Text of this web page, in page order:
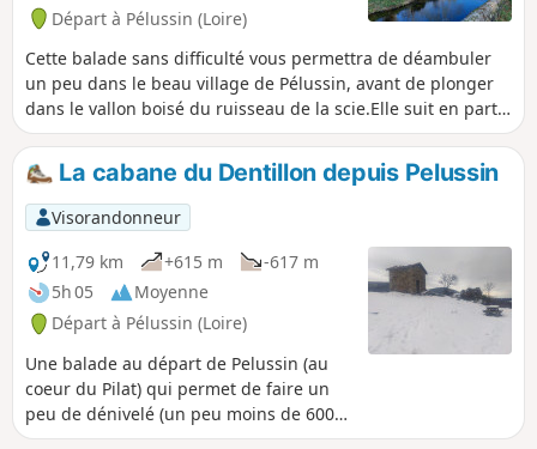
Départ à Pélussin (Loire)
Cette balade sans difficulté vous permettra de déambuler
un peu dans le beau village de Pélussin, avant de plonger
dans le vallon boisé du ruisseau de la scie.Elle suit en partie
le sentier du Priel (Pelussin 1, balisage Jaune/Blanc).
La cabane du Dentillon depuis Pelussin
Visorandonneur
11,79 km
+615 m
-617 m
5h 05
Moyenne
Départ à Pélussin (Loire)
Une balade au départ de Pelussin (au
coeur du Pilat) qui permet de faire un
peu de dénivelé (un peu moins de 600
m) pour conserver la forme, qui monte